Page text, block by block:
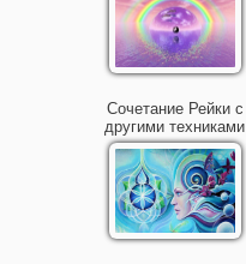
Сочетание Рейки с
другими техниками